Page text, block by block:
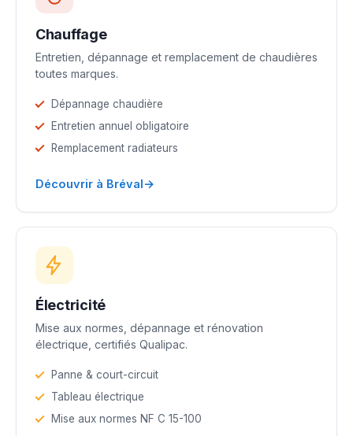
Chauffage
Entretien, dépannage et remplacement de chaudières
toutes marques.
Dépannage chaudière
Entretien annuel obligatoire
Remplacement radiateurs
Découvrir à Bréval→
Électricité
Mise aux normes, dépannage et rénovation
électrique, certifiés Qualipac.
Panne & court-circuit
Tableau électrique
Mise aux normes NF C 15-100